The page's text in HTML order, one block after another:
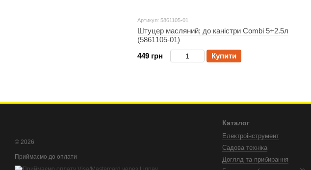
Артикул: 5861105-01
Штуцер масляний; до каністри Combi 5+2.5л
(5861105-01)
449 грн
Купити
© 2026
Приймаємо до оплати
Каталог
Електроінструмент
Садова техніка
Догляд та прибирання